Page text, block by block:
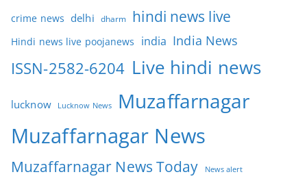
crime news delhi dharm hindi news live
Hindi news live poojanews india India News
ISSN-2582-6204 Live hindi news
lucknow Lucknow News Muzaffarnagar
Muzaffarnagar News
Muzaffarnagar News Today News alert